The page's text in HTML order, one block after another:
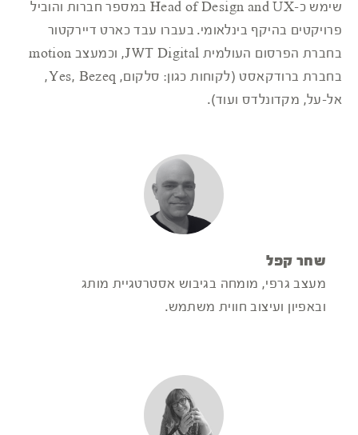
שימש כ-Head of Design and UX במספר חברות והוביל
פרויקטים בהיקף בינלאומי. בעברו עבד כארט דיירקטור
בחברת הפרסום העולמית JWT Digital, וכמעצב motion
בחברת ברודקאסט (לקוחות כגון: סלקום, Yes, Bezeq,
אל-על, מקדונלדס ועוד).
שחר קפל
מעצב גרפי, מומחה בגיבוש אסטרטגיית מותג
ובאפיון ועיצוב חווית משתמש.